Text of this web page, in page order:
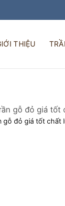
THIỆU
gỗ đỏ giá tốt
gỗ đỏ giá tốt chất